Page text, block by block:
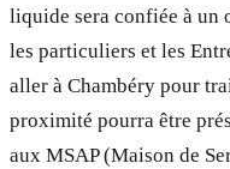
liquide sera confiée à un
les particuliers et les
aller à Chambéry pour
proximité pourra être
aux MSAP (Maison de